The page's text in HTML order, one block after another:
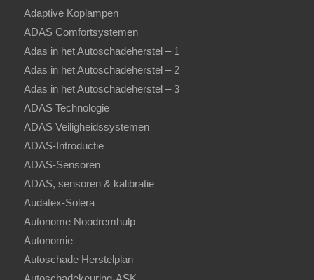
Adaptive Koplampen
ADAS Comfortsystemen
Adas in het Autoschadeherstel – 1
Adas in het Autoschadeherstel – 2
Adas in het Autoschadeherstel – 3
ADAS Technologie
ADAS Veiligheidssystemen
ADAS-Introductie
ADAS-Sensoren
ADAS, sensoren & kalibratie
Audatex-Solera
Autonome Noodremhulp
Autonomie
Autoschade Herstelplan